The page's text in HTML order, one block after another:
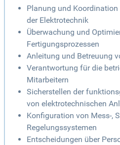
Planung und
der Elektrotechnik
Überwachung und
Fertigungsprozessen
Anleitung und Betreuung
Verantwortung für die
Mitarbeitern
Sicherstellen der
von elektrotechnischen
Konfiguration von Mess-,
Regelungssystemen
Entscheidungen über